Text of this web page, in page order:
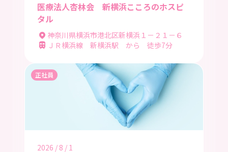
医療法人杏林会 新横浜こころのホスピ
タル
神奈川県横浜市港北区新横浜１－２１－６
ＪＲ横浜線 新横浜駅 から 徒歩7分
正社員
2026 / 8 / 1